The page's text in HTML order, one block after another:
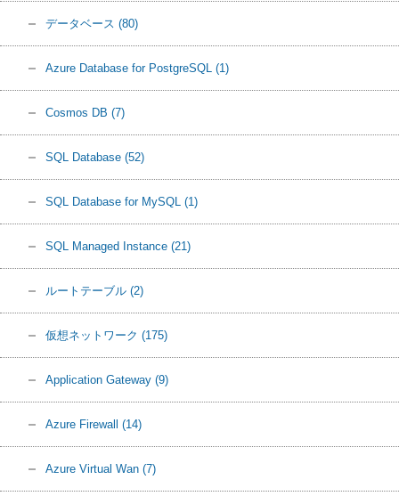
データベース (80)
Azure Database for PostgreSQL (1)
Cosmos DB (7)
SQL Database (52)
SQL Database for MySQL (1)
SQL Managed Instance (21)
ルートテーブル (2)
仮想ネットワーク (175)
Application Gateway (9)
Azure Firewall (14)
Azure Virtual Wan (7)